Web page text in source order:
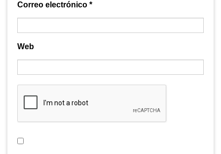
Correo electrónico *
Web